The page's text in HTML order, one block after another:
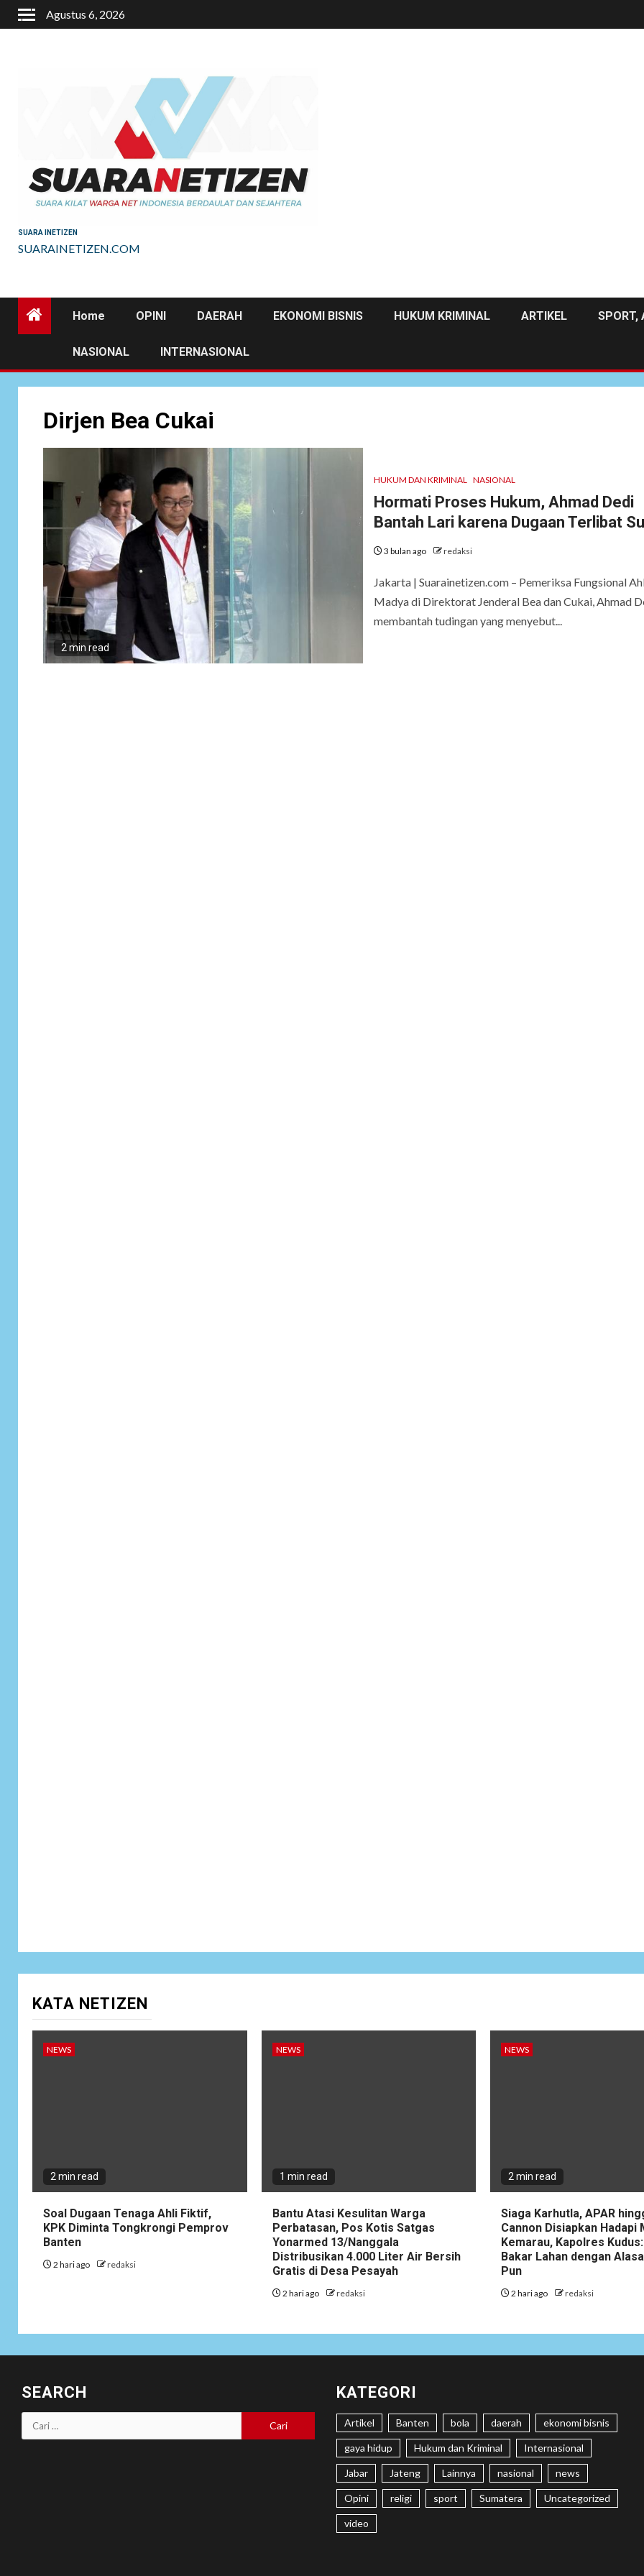
Skip
to
Agustus 6, 2026
SUARA INETIZEN
SUARAINETIZEN.COM
Home OPINI DAERAH EKONOMI BISNIS HUKUM KRIMINAL ARTIKEL SPORT,
NASIONAL INTERNASIONAL
Dirjen Bea Cukai
2 min read
HUKUM DAN KRIMINAL NASIONAL
Hormati Proses Hukum, Ahmad Dedi
Bantah Lari karena Dugaan Terlibat
3 bulan ago redaksi
Jakarta | Suarainetizen.com – Pemeriksa Fungsional
Madya di Direktorat Jenderal Bea dan Cukai, Ahmad
membantah tudingan yang menyebut...
KATA NETIZEN
NEWS
2 min read
Soal Dugaan Tenaga Ahli Fiktif,
KPK Diminta Tongkrongi Pemprov
Banten
2 hari ago redaksi
NEWS
1 min read
Bantu Atasi Kesulitan Warga
Perbatasan, Pos Kotis Satgas
Yonarmed 13/Nanggala
Distribusikan 4.000 Liter Air Bersih
Gratis di Desa Pesayah
2 hari ago redaksi
NEWS
2 min read
Siaga Karhutla, APAR
Cannon Disiapkan Hadapi
Kemarau, Kapolres
Bakar Lahan dengan
Pun
2 hari ago redaksi
SEARCH
Cari
untuk:
KATEGORI
Artikel Banten bola daerah ekonomi bisnis
gaya hidup Hukum dan Kriminal Internasional
Jabar Jateng Lainnya nasional news
Opini religi sport Sumatera Uncategorized
video